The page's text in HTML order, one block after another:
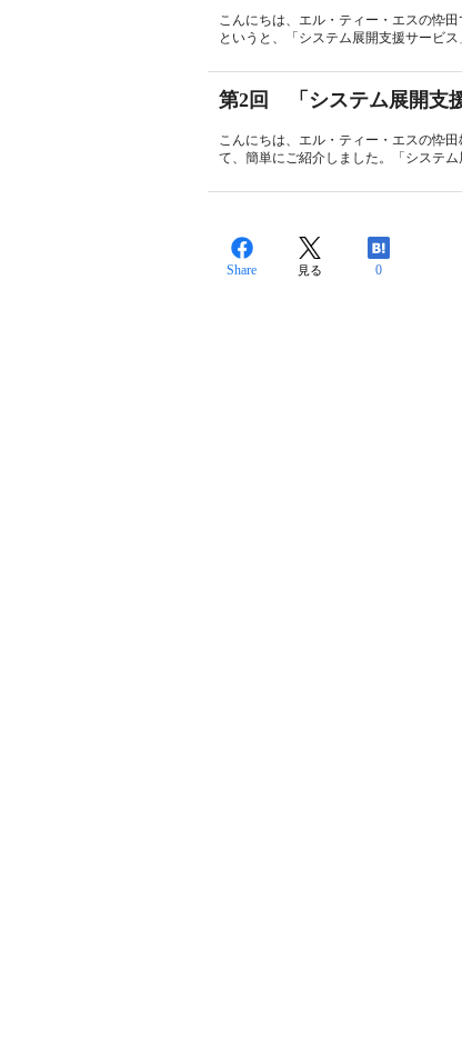
こんにちは、エル・ティー・エスの忰
というと、「システム展開支援サービ
第2回 「システム展開支
こんにちは、エル・ティー・エスの忰
て、簡単にご紹介しました。「システ
Share 見る 0